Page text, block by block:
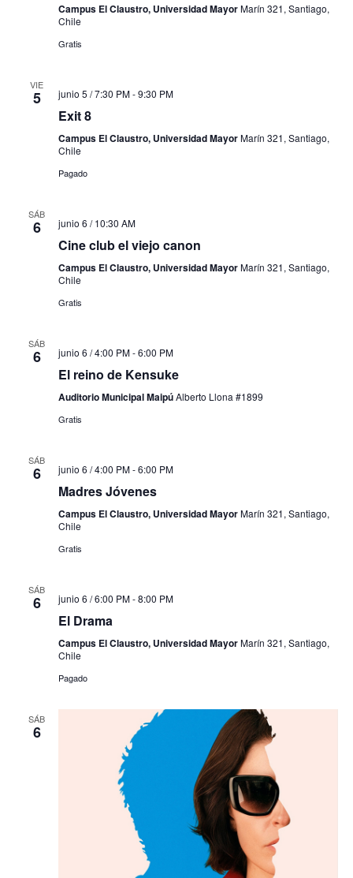
Campus El Claustro, Universidad MayorMarín 321, Santiago,
Chile
Gratis
VIE
5 junio 5 / 7:30 PM-9:30 PM
Exit 8
Campus El Claustro, Universidad MayorMarín 321, Santiago,
Chile
Pagado
SÁB
6 junio 6 / 10:30 AM
Cine club el viejo canon
Campus El Claustro, Universidad MayorMarín 321, Santiago,
Chile
Gratis
SÁB
6 junio 6 / 4:00 PM-6:00 PM
El reino de Kensuke
Auditorio Municipal MaipúAlberto Llona #1899
Gratis
SÁB
6 junio 6 / 4:00 PM-6:00 PM
Madres Jóvenes
Campus El Claustro, Universidad MayorMarín 321, Santiago,
Chile
Gratis
SÁB
6 junio 6 / 6:00 PM-8:00 PM
El Drama
Campus El Claustro, Universidad MayorMarín 321, Santiago,
Chile
Pagado
SÁB
6